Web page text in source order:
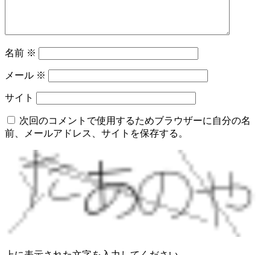
名前 ※
メール ※
サイト
次回のコメントで使用するためブラウザーに自分の名
前、メールアドレス、サイトを保存する。